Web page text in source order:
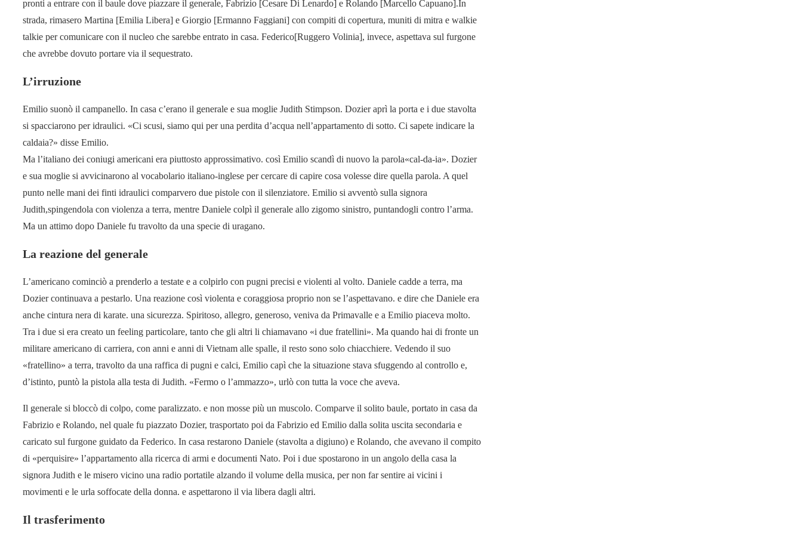
pronti a entrare con il baule dove piazzare il generale, Fabrizio [Cesare Di Lenardo] e Rolando [Marcello Capuano].In
strada, rimasero Martina [Emilia Libera] e Giorgio [Ermanno Faggiani] con compiti di copertura, muniti di mitra e walkie
talkie per comunicare con il nucleo che sarebbe entrato in casa. Federico[Ruggero Volinia], invece, aspettava sul furgone
che avrebbe dovuto portare via il sequestrato.
L’irruzione
Emilio suonò il campanello. In casa c’erano il generale e sua moglie Judith Stimpson. Dozier aprì la porta e i due stavolta
si spacciarono per idraulici. «Ci scusi, siamo qui per una perdita d’acqua nell’appartamento di sotto. Ci sapete indicare la
caldaia?» disse Emilio.
Ma l’italiano dei coniugi americani era piuttosto approssimativo. così Emilio scandì di nuovo la parola«cal-da-ia». Dozier
e sua moglie si avvicinarono al vocabolario italiano-inglese per cercare di capire cosa volesse dire quella parola. A quel
punto nelle mani dei finti idraulici comparvero due pistole con il silenziatore. Emilio si avventò sulla signora
Judith,spingendola con violenza a terra, mentre Daniele colpì il generale allo zigomo sinistro, puntandogli contro l’arma.
Ma un attimo dopo Daniele fu travolto da una specie di uragano.
La reazione del generale
L’americano cominciò a prenderlo a testate e a colpirlo con pugni precisi e violenti al volto. Daniele cadde a terra, ma
Dozier continuava a pestarlo. Una reazione così violenta e coraggiosa proprio non se l’aspettavano. e dire che Daniele era
anche cintura nera di karate. una sicurezza. Spiritoso, allegro, generoso, veniva da Primavalle e a Emilio piaceva molto.
Tra i due si era creato un feeling particolare, tanto che gli altri li chiamavano «i due fratellini». Ma quando hai di fronte un
militare americano di carriera, con anni e anni di Vietnam alle spalle, il resto sono solo chiacchiere. Vedendo il suo
«fratellino» a terra, travolto da una raffica di pugni e calci, Emilio capì che la situazione stava sfuggendo al controllo e,
d’istinto, puntò la pistola alla testa di Judith. «Fermo o l’ammazzo», urlò con tutta la voce che aveva.
Il generale si bloccò di colpo, come paralizzato. e non mosse più un muscolo. Comparve il solito baule, portato in casa da
Fabrizio e Rolando, nel quale fu piazzato Dozier, trasportato poi da Fabrizio ed Emilio dalla solita uscita secondaria e
caricato sul furgone guidato da Federico. In casa restarono Daniele (stavolta a digiuno) e Rolando, che avevano il compito
di «perquisire» l’appartamento alla ricerca di armi e documenti Nato. Poi i due spostarono in un angolo della casa la
signora Judith e le misero vicino una radio portatile alzando il volume della musica, per non far sentire ai vicini i
movimenti e le urla soffocate della donna. e aspettarono il via libera dagli altri.
Il trasferimento